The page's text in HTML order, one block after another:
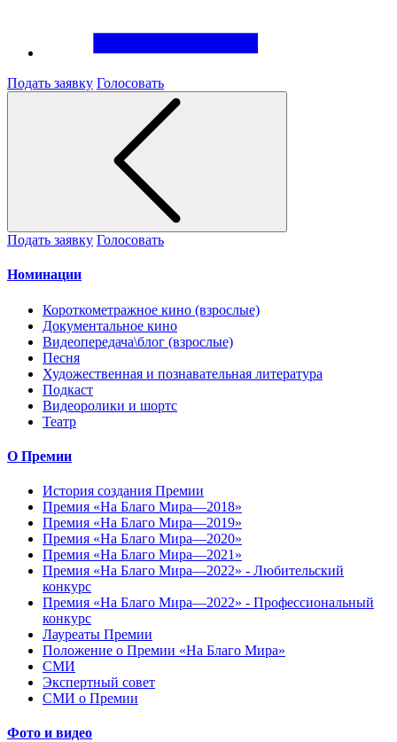
Подать заявку Голосовать
Подать заявку Голосовать
Номинации
Короткометражное кино (взрослые)
Документальное кино
Видеопередача\блог (взрослые)
Песня
Художественная и познавательная литература
Подкаст
Видеоролики и шортс
Театр
О Премии
История создания Премии
Премия «На Благо Мира—2018»
Премия «На Благо Мира—2019»
Премия «На Благо Мира—2020»
Премия «На Благо Мира—2021»
Премия «На Благо Мира—2022» - Любительский
конкурс
Премия «На Благо Мира—2022» - Профессиональный
конкурс
Лауреаты Премии
Положение о Премии «На Благо Мира»
СМИ
Экспертный совет
СМИ о Премии
Фото и видео